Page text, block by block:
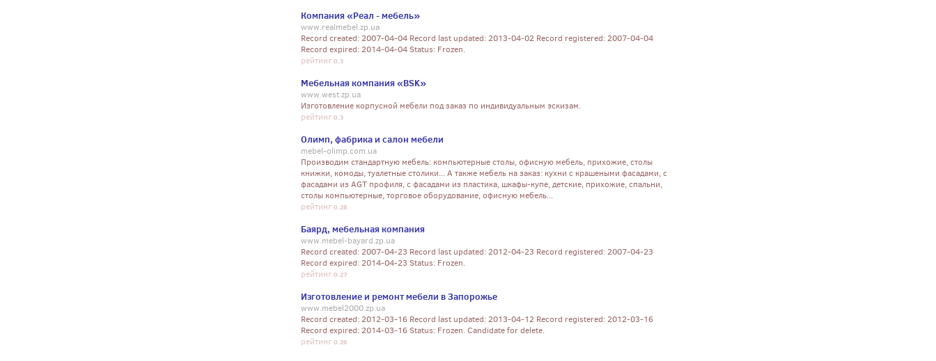
Компания «Реал - мебель»
www.realmebel.zp.ua
Record created: 2007-04-04 Record last updated: 2013-04-02 Record registered: 2007-04-04
Record expired: 2014-04-04 Status: Frozen.
рейтинг 0.3
Мебельная компания «BSK»
www.west.zp.ua
Изготовление корпусной мебели под заказ по индивидуальным эскизам.
рейтинг 0.3
Олимп, фабрика и салон мебели
mebel-olimp.com.ua
Производим стандартную мебель: компьютерные столы, офисную мебель, прихожие, столы
книжки, комоды, туалетные столики... А также мебель на заказ: кухни с крашеными фасадами, с
фасадами из AGT профиля, с фасадами из пластика, шкафы-купе, детские, прихожие, спальни,
столы компьютерные, торговое оборудование, офисную мебель...
рейтинг 0.28
Баярд, мебельная компания
www.mebel-bayard.zp.ua
Record created: 2007-04-23 Record last updated: 2012-04-23 Record registered: 2007-04-23
Record expired: 2014-04-23 Status: Frozen.
рейтинг 0.27
Изготовление и ремонт мебели в Запорожье
www.mebel2000.zp.ua
Record created: 2012-03-16 Record last updated: 2013-04-12 Record registered: 2012-03-16
Record expired: 2014-03-16 Status: Frozen. Candidate for delete.
рейтинг 0.26